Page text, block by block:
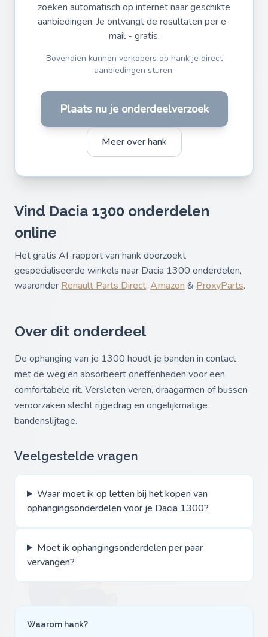
zoeken automatisch op internet naar geschikte
aanbiedingen. Je ontvangt de resultaten per e-
mail - gratis.
Bovendien kunnen verkopers op hank je direct
aanbiedingen sturen.
Plaats nu je onderdeelverzoek
Meer over hank
Vind Dacia 1300 onderdelen
online
Het gratis AI-rapport van hank doorzoekt
gespecialiseerde winkels naar Dacia 1300 onderdelen,
waaronder Renault Parts Direct, Amazon & ProxyParts.
Over dit onderdeel
De ophanging van je 1300 houdt je banden in contact
met de weg en absorbeert oneffenheden voor een
comfortabele rit. Versleten veren, draagarmen of bussen
veroorzaken slecht rijgedrag en ongelijkmatige
bandenslijtage.
Veelgestelde vragen
Waar moet ik op letten bij het kopen van
ophangingsonderdelen voor je Dacia 1300?
Moet ik ophangingsonderdelen per paar
vervangen?
Waarom hank?